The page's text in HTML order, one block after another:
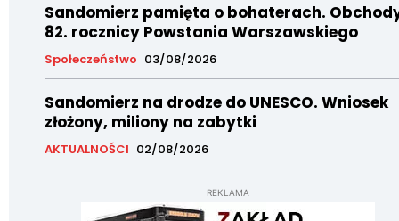
Sandomierz pamięta o bohaterach.
82. rocznicy Powstania Warszawskiego
Społeczeństwo 03/08/2026
Sandomierz na drodze do UNESCO. Wniosek
złożony, miliony na zabytki
AKTUALNOŚCI 02/08/2026
REKLAMA